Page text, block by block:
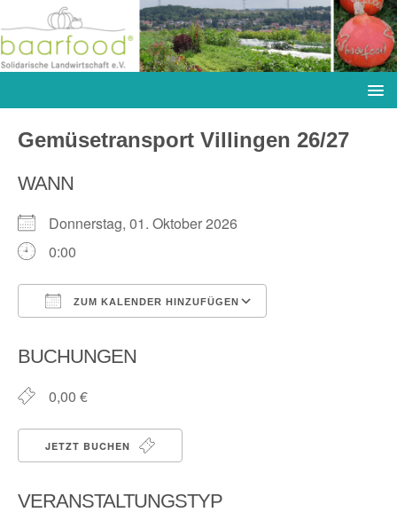
Gemüsetransport Villingen 26/27
WANN
Donnerstag, 01. Oktober 2026
0:00
ZUM KALENDER HINZUFÜGEN
BUCHUNGEN
0,00 €
JETZT BUCHEN
VERANSTALTUNGSTYP